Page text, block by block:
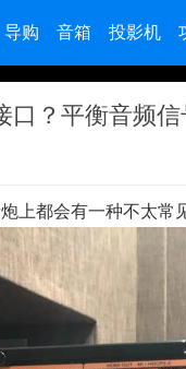
导购 音箱 投影机
？平衡音频
上都会有一种不太